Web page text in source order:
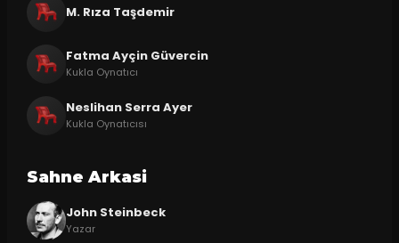
M. Rıza Taşdemir
Fatma Ayçin Güvercin
Kukla Oynatıcı
Neslihan Serra Ayer
Kukla Oynatıcısı
Sahne Arkasi
John Steinbeck
Yazar